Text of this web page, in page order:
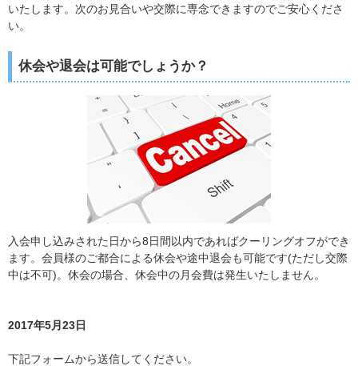
いたします。次のお見合いや交際に専念できますのでご安心くださ
い。
休会や退会は可能でしょうか？
入会申し込みされた日から8日間以内であればクーリングオフができ
ます。会員様のご都合による休会や途中退会も可能です(ただし交際
中は不可)。休会の場合、休会中の月会費は発生いたしません。
2017年5月23日
下記フォームから送信してください。